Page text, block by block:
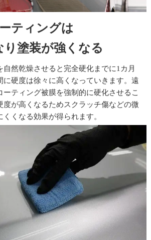
ティングは
り塗装が強くなる
自然乾燥させると完全硬化までに1カ月
に硬度は徐々に高くなっていきます。遠
ーティング被膜を強制的に硬化させるこ
度が高くなるためスクラッチ傷などの微
くなる効果が得られます。